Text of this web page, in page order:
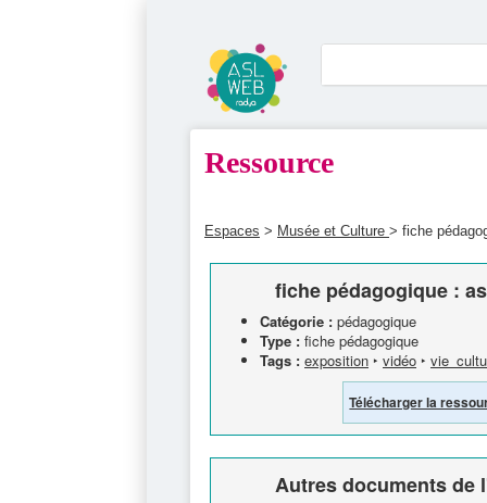
Ressource
Espaces > Musée et Culture > fiche
fiche pédagogique :
Catégorie : pédagogique
Type : fiche pédagogique
Tags : exposition ‣ vidéo ‣
Télécharger la
Autres documents de